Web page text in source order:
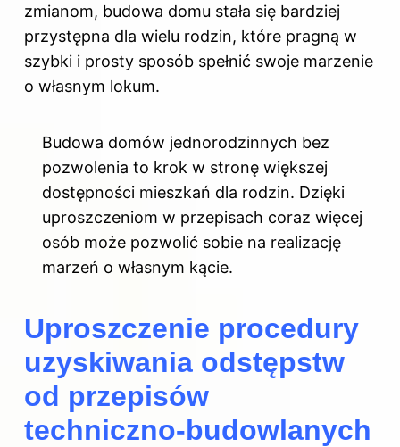
zmianom, budowa domu stała się bardziej
przystępna dla wielu rodzin, które pragną w
szybki i prosty sposób spełnić swoje marzenie
o własnym lokum.
Budowa domów jednorodzinnych bez
pozwolenia to krok w stronę większej
dostępności mieszkań dla rodzin. Dzięki
uproszczeniom w przepisach coraz więcej
osób może pozwolić sobie na realizację
marzeń o własnym kącie.
Uproszczenie procedury
uzyskiwania odstępstw
od przepisów
techniczno-budowlanych